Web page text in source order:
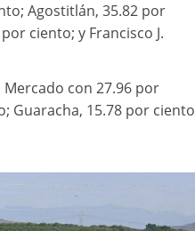
Agostitlán, 35.82 por
ciento; y Francisco J.
con 27.96 por
Guaracha, 15.78 por ciento